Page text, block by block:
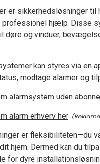
er sikkerhedsløsninger til
professionel hjælp. Disse
døre og vinduer,
kan styres via en
modtage alarmer og
alarmsystem uden
alarm erhverv her
er fleksibiliteten—du
hjem. Dermed kan du
for dyre